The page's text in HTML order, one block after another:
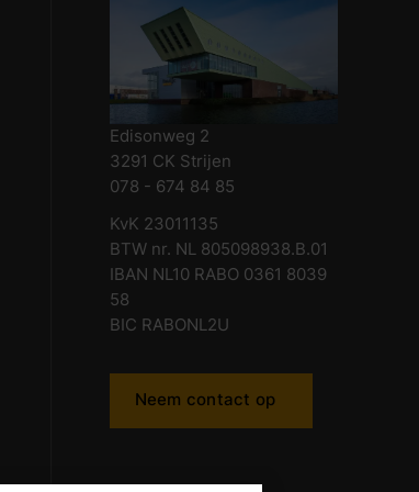
Edisonweg 2
3291 CK Strijen
078 - 674 84 85
KvK 23011135
BTW nr. NL 805098938.B.01
IBAN NL10 RABO 0361 8039
58
BIC RABONL2U
Neem contact op